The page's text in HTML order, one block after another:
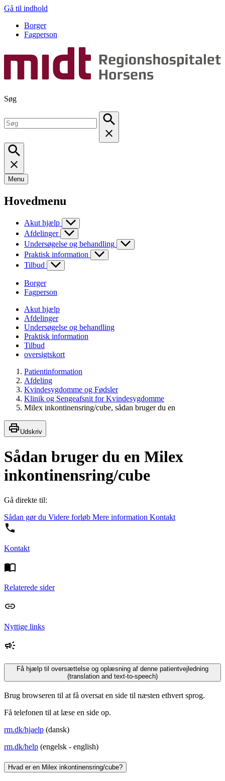
Gå til indhold
Borger
Fagperson
Søg
Menu
Hovedmenu
Akut hjælp
Afdelinger
Undersøgelse og behandling
Praktisk information
Tilbud
Borger
Fagperson
Akut hjælp
Afdelinger
Undersøgelse og behandling
Praktisk information
Tilbud
oversigtskort
Patientinformation
Afdeling
Kvindesygdomme og Fødsler
Klinik og Sengeafsnit for Kvindesygdomme
Milex inkontinensring/cube, sådan bruger du en
Udskriv
Sådan bruger du en Milex
inkontinensring/cube
Gå direkte til:
Sådan gør du Videre forløb Mere information Kontakt
Kontakt
Relaterede sider
Nyttige links
Få hjælp til oversættelse og oplæsning af denne patientvejledning
(translation and text-to-speech)
Brug browseren til at få oversat en side til næsten ethvert sprog.
Få telefonen til at læse en side op.
rm.dk/hjaelp (dansk)
rm.dk/help (engelsk - english)
Hvad er en Milex inkontinensring/cube?